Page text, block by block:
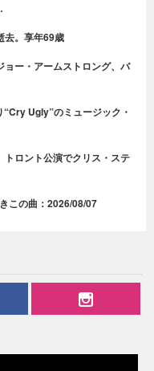
去。享年69歳
ョー・アームストロング、バ
Ugly”のミュージック・
トロント公演でクリス・ステ
この曲：2026/08/07